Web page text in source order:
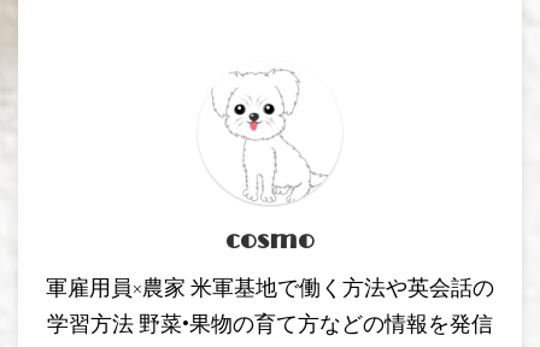
cosmo
軍雇用員×農家 米軍基地で働く方法や英会話の
学習方法 野菜•果物の育て方などの情報を発信